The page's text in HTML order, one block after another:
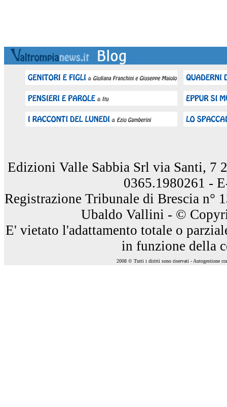
Edizioni Valle Sabbia Srl via Santi, 7
0365.1980261 -
Registrazione Tribunale di Brescia n°
Ubaldo Vallini - ©
E' vietato l'adattamento totale o
in funzione della
2008 © Tutti i diritti sono riservati - Autogestione